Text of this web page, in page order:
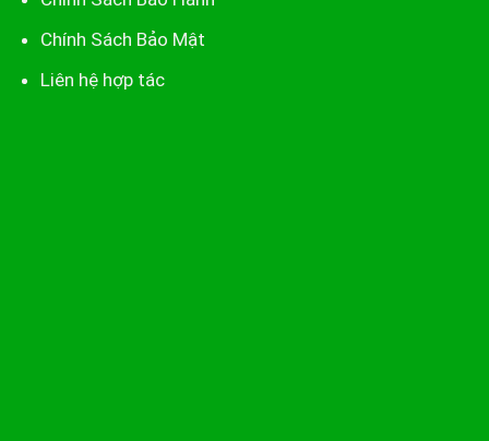
Chính Sách Bảo Mật
Liên hệ hợp tác